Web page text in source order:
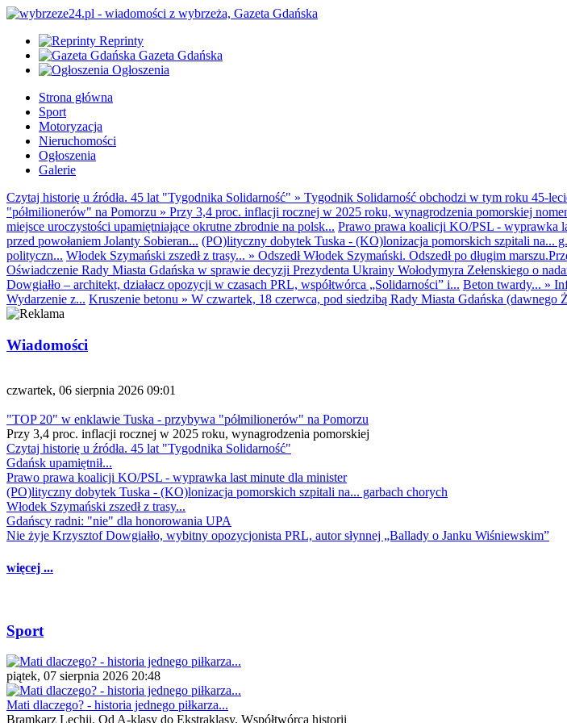
Reprinty
Gazeta Gdańska
Ogłoszenia
Strona główna
Sport
Motoryzacja
Nieruchomości
Ogłoszenia
Galerie
Czytaj historię u źródła. 45 lat "Tygodnika Solidarność" » Tygodnik Solidarność obchodzi w tym roku 45-
"półmilionerów" na Pomorzu » Przy 3,4 proc. inflacji rocznej w 2025 roku, wynagrodzenia pomorskiej
miejsce uroczystości upamiętniające okrutne zbrodnie na polsk... Prawo prawa koalicji KO/PSL - wyprawka
przed powołaniem Jolanty Sobieran... (PO)lityczny dobytek Tuska - (KO)lonizacja pomorskich szpitali na...
polityczn... Włodek Szymański zszedł z trasy... » Odszedł Włodek Szymański. Odszedł po długim
Oświadczenie Rady Miasta Gdańska w sprawie decyzji Prezydenta Ukrainy Wołodymyra Zełenskiego o
Dowgiałło – architekt, działacz opozycji w czasach PRL, współtwórca „Solidarności” i... Beton twardy... »
Wydarzenie z... Kruszenie betonu » W czwartek, 18 czerwca, pod siedzibą Rady Miasta Gdańska (dawnego
Wiadomości
czwartek, 06 sierpnia 2026 09:01
"TOP 20" w enklawie Tuska - przybywa "półmilionerów" na Pomorzu
Przy 3,4 proc. inflacji rocznej w 2025 roku, wynagrodzenia pomorskiej
Czytaj historię u źródła. 45 lat "Tygodnika Solidarność"
Gdańsk upamiętnił...
Prawo prawa koalicji KO/PSL - wyprawka last minute dla minister
(PO)lityczny dobytek Tuska - (KO)lonizacja pomorskich szpitali na... garbach chorych
Włodek Szymański zszedł z trasy...
Gdańscy radni: "nie" dla honorowania UPA
Nie żyje Krzysztof Dowgiałło, wybitny opozycjonista PRL, autor słynnej „Ballady o Janku Wiśniewskim”
więcej ...
Sport
piątek, 07 sierpnia 2026 20:48
Mati dlaczego? - historia jednego piłkarza...
Bramkarz Lechii. Od A-klasy do Ekstraklasy. Współtwórca historii